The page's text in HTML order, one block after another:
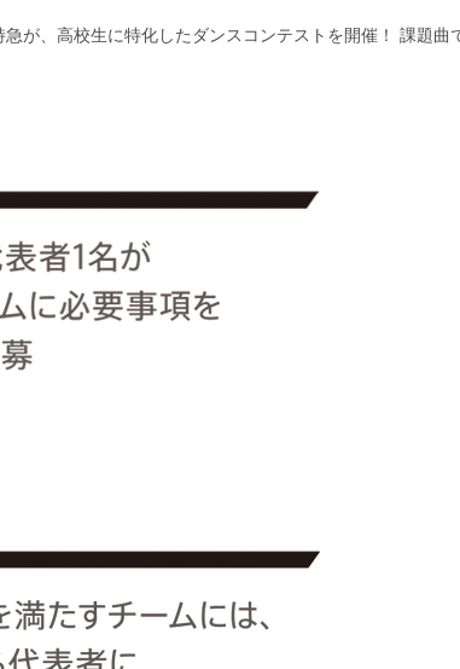
が、高校生に特化したダンスコンテストを開催！ 課題曲